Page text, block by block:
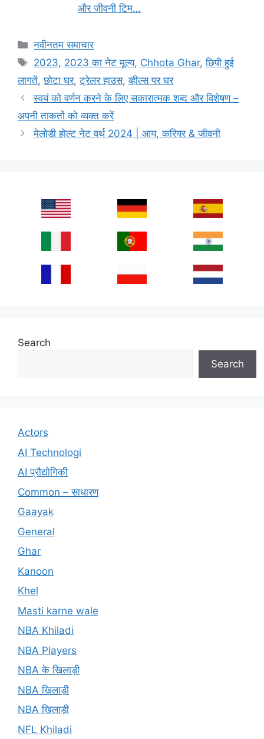
और जीवनी टिम…
Categories
नवीनतम समाचार
Tags
2023, 2023 का नेट मूल्य, Chhota Ghar,छिपी हुई
लागतें,छोटा घर,ट्रेलर हाउस,व्हील्स पर घर
स्वयं को वर्णन करने के लिए सकारात्मक शब्द और विशेषण –
अपनी ताकतों को व्यक्त करें
मेलोडी होल्ट नेट वर्थ 2024 | आय, करियर & जीवनी
Search
Search
Actors
AI Technologi
AI प्रौद्योगिकी
Common – साधारण
Gaayak
General
Ghar
Kanoon
Khel
Masti karne wale
NBA Khiladi
NBA Players
NBA के खिलाड़ी
NBA खिलाड़ी
NBA खिलाड़ी
NFL Khiladi